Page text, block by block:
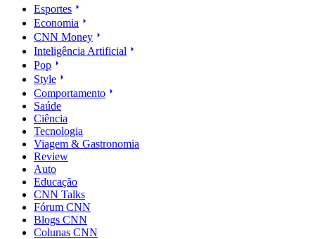
Esportes
Economia
CNN Money
Inteligência Artificial
Pop
Style
Comportamento
Saúde
Ciência
Tecnologia
Viagem & Gastronomia
Review
Auto
Educação
CNN Talks
Fórum CNN
Blogs CNN
Colunas CNN